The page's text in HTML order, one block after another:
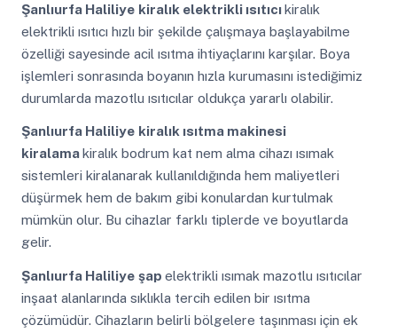
Şanlıurfa Haliliye kiralık elektrikli ısıtıcıkiralık
elektrikli ısıtıcı hızlı bir şekilde çalışmaya başlayabilme
özelliği sayesinde acil ısıtma ihtiyaçlarını karşılar. Boya
işlemleri sonrasında boyanın hızla kurumasını istediğimiz
durumlarda mazotlu ısıtıcılar oldukça yararlı olabilir.
Şanlıurfa Haliliye kiralık ısıtma makinesi
kiralamakiralık bodrum kat nem alma cihazı ısımak
sistemleri kiralanarak kullanıldığında hem maliyetleri
düşürmek hem de bakım gibi konulardan kurtulmak
mümkün olur. Bu cihazlar farklı tiplerde ve boyutlarda
gelir.
Şanlıurfa Haliliye şap elektrikli ısımak mazotlu ısıtıcılar
inşaat alanlarında sıklıkla tercih edilen bir ısıtma
çözümüdür. Cihazların belirli bölgelere taşınması için ek